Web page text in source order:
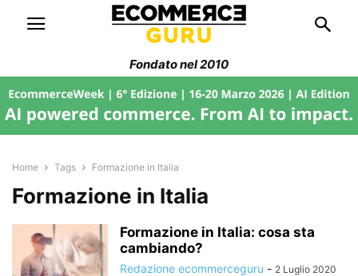
Fondato nel 2010
Home Tags Formazione in Italia
Formazione in Italia
Formazione in Italia: cosa sta
cambiando?
Redazione ecommerceguru - 2 Luglio 2020